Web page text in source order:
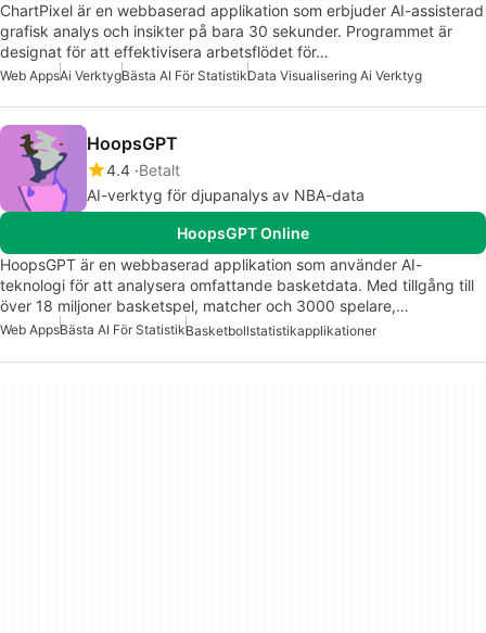
ChartPixel är en webbaserad applikation som erbjuder AI-assisterad
grafisk analys och insikter på bara 30 sekunder. Programmet är
designat för att effektivisera arbetsflödet för…
Web AppsAi VerktygBästa AI För StatistikData Visualisering Ai Verktyg
HoopsGPT
4.4 Betalt
AI-verktyg för djupanalys av NBA-data
HoopsGPT Online
HoopsGPT är en webbaserad applikation som använder AI-
teknologi för att analysera omfattande basketdata. Med tillgång till
över 18 miljoner basketspel, matcher och 3000 spelare,…
Web AppsBästa AI För StatistikBasketbollstatistikapplikationer